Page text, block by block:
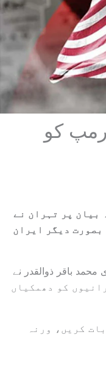
کو
بیان پر تہران نے
دیگر ایران
باقر ذوالقدر نے
کے اس صدر سے مخاطب ہیں جو 9 کروڑ 10 لاکھ ایرانیوں کو دھمکیاں
کریں، ورنہ